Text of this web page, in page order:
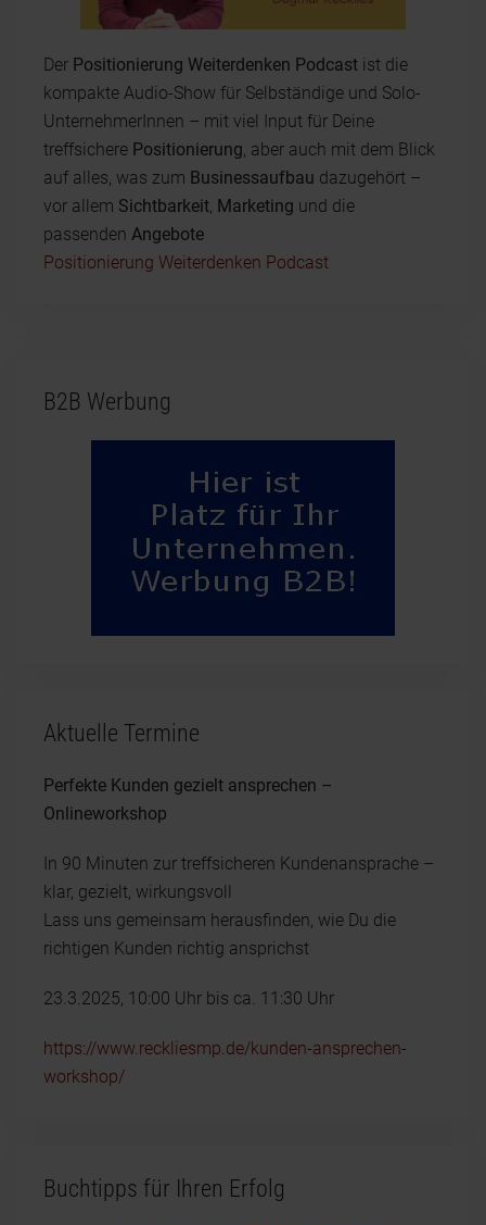
Der Positionierung Weiterdenken Podcast ist die
kompakte Audio-Show für Selbständige und Solo-
UnternehmerInnen – mit viel Input für Deine
treffsichere Positionierung , aber auch mit dem Blick
auf alles, was zum Businessaufbau dazugehört –
vor allem Sichtbarkeit Marketing und die
passenden Angebote
Positionierung Weiterdenken Podcast
B2B Werbung
Aktuelle Termine
Perfekte Kunden gezielt ansprechen –
Onlineworkshop
In 90 Minuten zur treffsicheren Kundenansprache –
klar, gezielt, wirkungsvoll
Lass uns gemeinsam herausfinden, wie Du die
richtigen Kunden richtig ansprichst
23.3.2025, 10:00 Uhr bis ca. 11:30 Uhr
https://www.reckliesmp.de/kunden-ansprechen-
workshop/
Buchtipps für Ihren Erfolg